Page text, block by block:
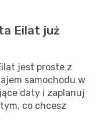
Eilat już
jest proste z
samochodu w
daty i zaplanuj
co chcesz